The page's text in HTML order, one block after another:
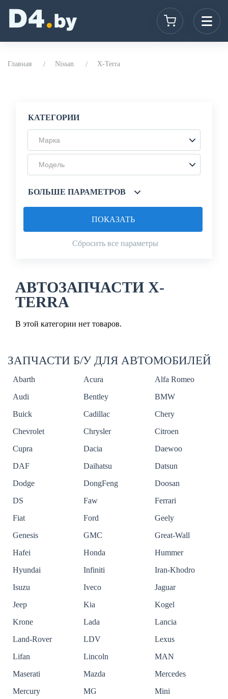
Главная Nissan X-Terra
КАТЕГОРИИ
Марка
Модель
БОЛЬШЕ ПАРАМЕТРОВ
Сбросить все параметры
ПОКАЗАТЬ
АВТОЗАПЧАСТИ X-
TERRA
В этой категории нет товаров.
ЗАПЧАСТИ Б/У ДЛЯ АВТОМОБИЛЕЙ
Abarth Acura
Alfa Romeo
Audi
Bentley
BMW
Buick
Cadillac
Chery
Chevrolet
Chrysler
Citroen
Cupra
Dacia
Daewoo
DAF
Daihatsu
Datsun
Dodge
DongFeng
Doosan
DS
Faw
Ferrari
Fiat
Ford
Geely
Genesis
GMC
Great-Wall
Hafei
Honda
Hummer
Hyundai
Infiniti
Iran-Khodro
Isuzu
Iveco
Jaguar
Jeep
Kia
Kogel
Krone
Lada
Lancia
Land-Rover
LDV
Lexus
Lifan
Lincoln
MAN
Maserati
Mazda
Mercedes
Mercury
MG
Mini